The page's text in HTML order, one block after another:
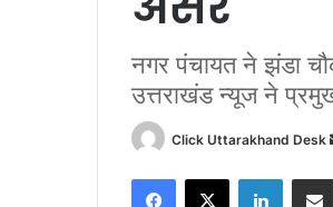
नगर पंचायत ने झंडा
उत्तराखंड न्यूज ने
Click Uttarakhand Desk